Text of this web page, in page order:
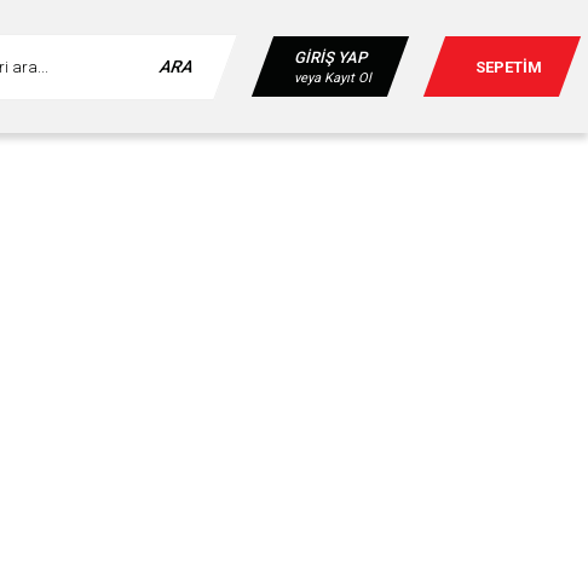
ARA GİRİŞ YAP
veya Kayıt Ol
SEPETİM